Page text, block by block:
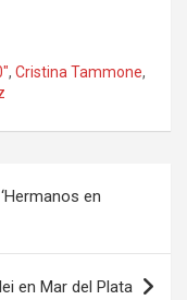
, Cristina Tammone,
en
en Mar del Plata